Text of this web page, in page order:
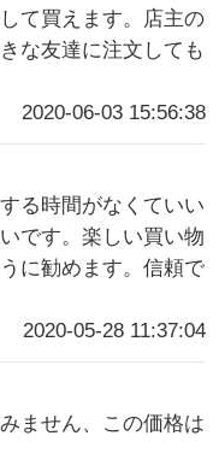
て買えます。店主の
な友達に注文しても
2020-06-03 15:56:38
る時間がなくていい
です。楽しい買い物
に勧めます。信頼で
2020-05-28 11:37:04
ません、この価格は